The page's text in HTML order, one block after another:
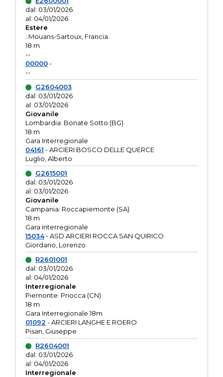
dal: 03/01/2026
al: 04/01/2026
Estere
: Mouans-Sartoux, Francia
18 m
--
00000-
--
G2604003
dal: 03/01/2026
al: 03/01/2026
Giovanile
Lombardia: Bonate Sotto (BG)
18 m
Gara Interregionale
04161 - ARCIERI BOSCO DELLE QUERCE
Luglio, Alberto
G2615001
dal: 03/01/2026
al: 03/01/2026
Giovanile
Campania: Roccapiemonte (SA)
18 m
Gara interregionale
15034- ASD ARCIERI ROCCA SAN QUIRICO
Giordano, Lorenzo
R2601001
dal: 03/01/2026
al: 04/01/2026
Interregionale
Piemonte: Priocca (CN)
18 m
Gara Interregionale 18m
01092 - ARCIERI LANGHE E ROERO
Pisan, Giuseppe
R2604001
dal: 03/01/2026
al: 04/01/2026
Interregionale